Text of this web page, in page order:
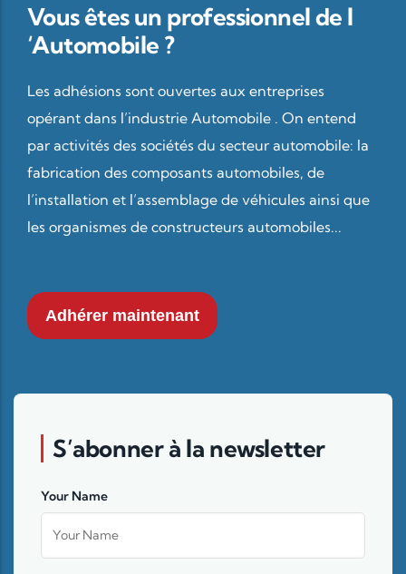
Vous êtes un professionnel de l
‘Automobile ?
Les adhésions sont ouvertes aux entreprises
opérant dans l’industrie Automobile . On entend
par activités des sociétés du secteur automobile: la
fabrication des composants automobiles, de
l’installation et l’assemblage de véhicules ainsi que
les organismes de constructeurs automobiles...
Adhérer maintenant
S’abonner à la newsletter
Your Name